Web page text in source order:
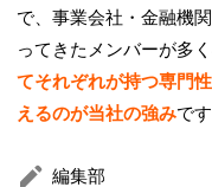
で、事業会社・金融機
ってきたメンバーが多
てそれぞれが持つ専門
えるのが当社の強みです
編集部